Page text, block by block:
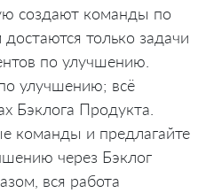
создают команды по
только задачи
по улучшению.
улучшению; всё
Бэклога Продукта.
команды и предлагайте
через Бэклог
вся работа